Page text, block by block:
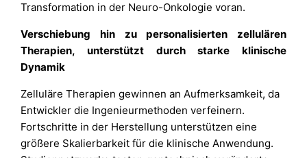
Transformation in der Neuro-Onkologie voran.
Verschiebung hin zu personalisierten zellulären
Therapien, unterstützt durch starke klinische
Dynamik
Zelluläre Therapien gewinnen an Aufmerksamkeit, da
Entwickler die Ingenieurmethoden verfeinern.
Fortschritte in der Herstellung unterstützen eine
größere Skalierbarkeit für die klinische Anwendung.